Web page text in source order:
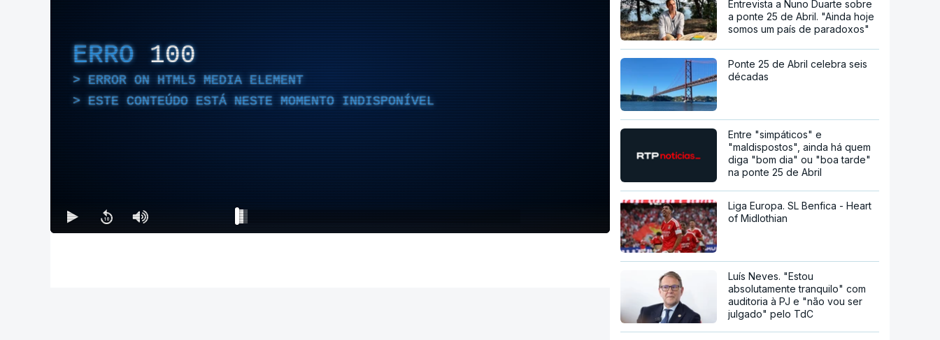
ERRO 100
ERROR ON HTML5 MEDIA ELEMENT
ESTE CONTEÚDO ESTÁ NESTE MOMENTO INDISPONÍVEL
Entrevista a Nuno Duarte sobre
a ponte 25 de Abril. "Ainda hoje
somos um país de paradoxos"
Ponte 25 de Abril celebra seis
décadas
Entre "simpáticos" e
"maldispostos", ainda há quem
diga "bom dia" ou "boa tarde"
na ponte 25 de Abril
Liga Europa. SL Benfica - Heart
of Midlothian
Luís Neves. "Estou
absolutamente tranquilo" com
auditoria à PJ e "não vou ser
julgado" pelo TdC